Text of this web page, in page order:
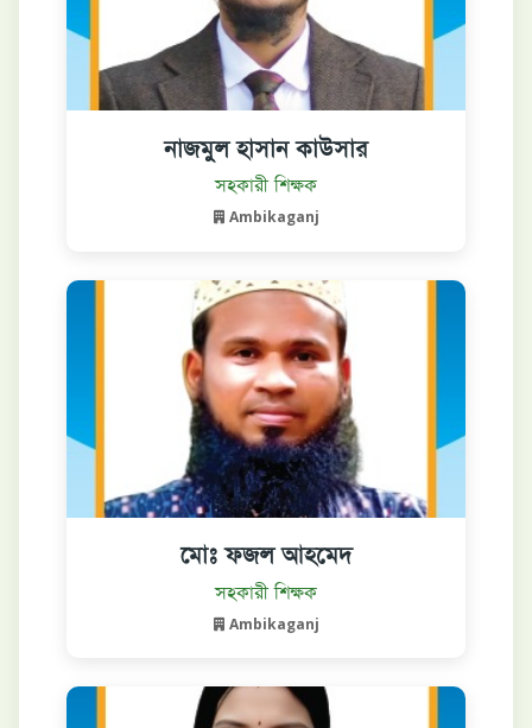
বিস্তারিত দেখুন
নাজমুল হাসান কাউসার
সহকারী শিক্ষক
Ambikaganj
বিস্তারিত দেখুন
মোঃ ফজল আহমেদ
সহকারী শিক্ষক
Ambikaganj